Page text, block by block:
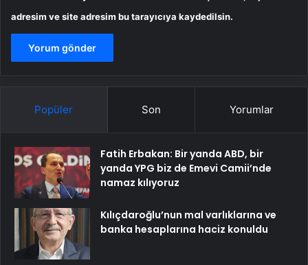
adresim ve site adresim bu tarayıcıya kaydedilsin.
Popüler Son Yorumlar
Fatih Erbakan: Bir yanda ABD, bir
yanda YPG biz de Emevi Camii’nde
namaz kılıyoruz
Kılıçdaroğlu’nun mal varlıklarına ve
banka hesaplarına haciz konuldu